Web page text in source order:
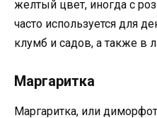
желтый цвет, иногда с
часто используется для
клумб и садов, а также в
Маргаритка
Маргаритка, или